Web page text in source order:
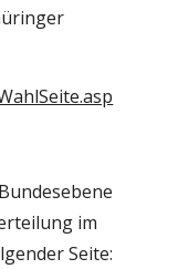
im
Seite: